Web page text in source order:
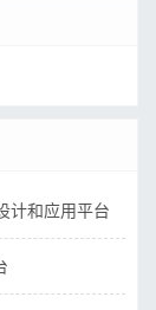
计和应用平台